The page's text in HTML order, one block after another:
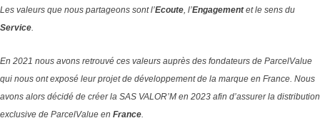
Les valeurs que nous partageons sont l’Ecoute, l’Engagementet le sens du
Service.
En 2021 nous avons retrouvé ces valeurs auprès des fondateurs de ParcelValue
qui nous ont exposé leur projet de développement de la marque en France. Nous
avons alors décidé de créer la SAS VALOR’M en 2023 afin d’assurer la distribution
exclusive de ParcelValue en France.